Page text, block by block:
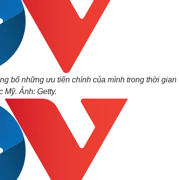
bố những ưu tiên chính của mình trong thời gian
Mỹ. Ảnh: Getty.